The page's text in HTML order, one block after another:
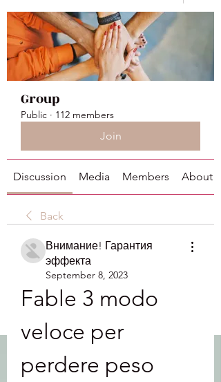
Group
Public · 112 members
Join
Discussion Media Members About
Back
Внимание! Гарантия
эффекта
September 8, 2023
Fable 3 modo
veloce per
perdere peso